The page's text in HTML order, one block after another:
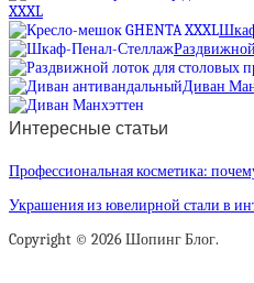
XXXL
Диван
Интересные статьи
Профессиональная косметика:
Украшения из ювелирной стали в
Copyright © 2026 Шопинг Блог.